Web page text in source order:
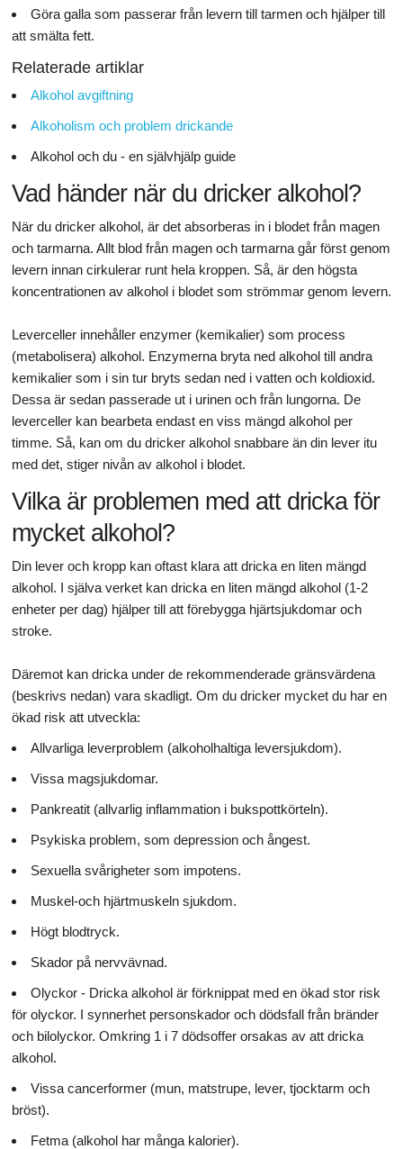
Göra galla som passerar från levern till tarmen och hjälper till
att smälta fett.
Relaterade artiklar
Alkohol avgiftning
Alkoholism och problem drickande
Alkohol och du - en självhjälp guide
Vad händer när du dricker alkohol?
När du dricker alkohol, är det absorberas in i blodet från magen
och tarmarna. Allt blod från magen och tarmarna går först genom
levern innan cirkulerar runt hela kroppen. Så, är den högsta
koncentrationen av alkohol i blodet som strömmar genom levern.
Leverceller innehåller enzymer (kemikalier) som process
(metabolisera) alkohol. Enzymerna bryta ned alkohol till andra
kemikalier som i sin tur bryts sedan ned i vatten och koldioxid.
Dessa är sedan passerade ut i urinen och från lungorna. De
leverceller kan bearbeta endast en viss mängd alkohol per
timme. Så, kan om du dricker alkohol snabbare än din lever itu
med det, stiger nivån av alkohol i blodet.
Vilka är problemen med att dricka för
mycket alkohol?
Din lever och kropp kan oftast klara att dricka en liten mängd
alkohol. I själva verket kan dricka en liten mängd alkohol (1-2
enheter per dag) hjälper till att förebygga hjärtsjukdomar och
stroke.
Däremot kan dricka under de rekommenderade gränsvärdena
(beskrivs nedan) vara skadligt. Om du dricker mycket du har en
ökad risk att utveckla:
Allvarliga leverproblem (alkoholhaltiga leversjukdom).
Vissa magsjukdomar.
Pankreatit (allvarlig inflammation i bukspottkörteln).
Psykiska problem, som depression och ångest.
Sexuella svårigheter som impotens.
Muskel-och hjärtmuskeln sjukdom.
Högt blodtryck.
Skador på nervvävnad.
Olyckor - Dricka alkohol är förknippat med en ökad stor risk
för olyckor. I synnerhet personskador och dödsfall från bränder
och bilolyckor. Omkring 1 i 7 dödsoffer orsakas av att dricka
alkohol.
Vissa cancerformer (mun, matstrupe, lever, tjocktarm och
bröst).
Fetma (alkohol har många kalorier).